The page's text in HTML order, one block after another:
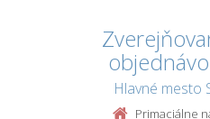
Hlavné mesto
Primaciálne